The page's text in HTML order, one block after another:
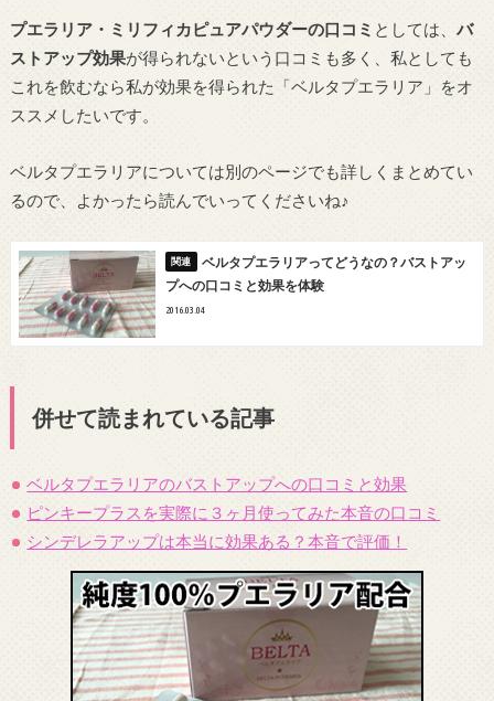
プエラリア・ミリフィカピュアパウダーの口コミ としては、 バ
ストアップ効果が得られないという口コミも多く、私としても
これを飲むなら私が効果を得られた「ベルタプエラリア」をオ
ススメしたいです。
ベルタプエラリアについては別のページでも詳しくまとめてい
るので、よかったら読んでいってくださいね♪
ベルタプエラリアってどうなの？バストアッ
プへの口コミと効果を体験
2016.03.04
併せて読まれている記事
ベルタプエラリアのバストアップへの口コミと効果
ピンキープラスを実際に３ヶ月使ってみた本音の口コミ
シンデレラアップは本当に効果ある？本音で評価！